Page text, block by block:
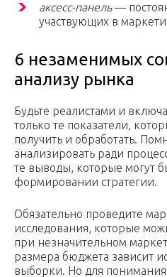
аксесс-панель—
участвующих в
6 незаменимых
анализу рынка
Будьте реалистами и
только те показатели,
получить и обработать.
анализировать ради
те выводы, которые могут
формировании стратегии.
Обязательно проведите
исследования, которые
при незначительном
размера бюджета зависит
выборки. Но для понимания